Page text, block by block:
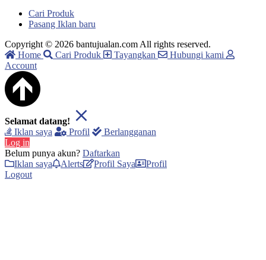
Cari Produk
Pasang Iklan baru
Copyright © 2026 bantujualan.com All rights reserved.
Home
Cari Produk Tayangkan
Hubungi kami
Account
Selamat datang!
Iklan saya
Profil
Berlangganan
Log in
Belum punya akun? Daftarkan
Iklan saya
Alerts Profil Saya
Profil
Logout